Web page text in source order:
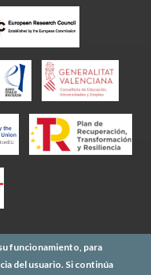
funcionamiento, para
del usuario. Si continúa